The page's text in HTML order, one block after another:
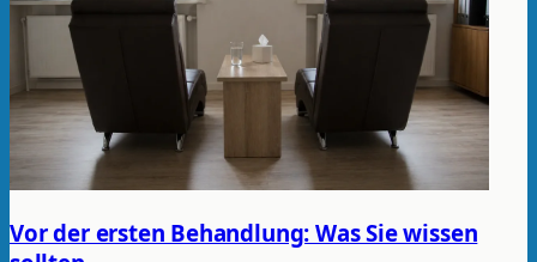
Vor der ersten Behandlung: Was Sie wissen